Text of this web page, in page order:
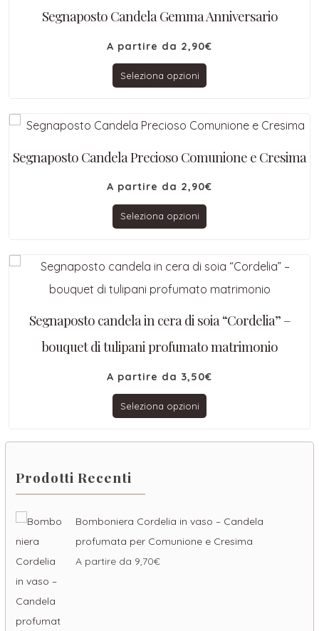
Segnaposto Candela Gemma Anniversario
A partire da 2,90€
Seleziona opzioni
Segnaposto Candela Precioso Comunione e Cresima
A partire da 2,90€
Seleziona opzioni
Segnaposto candela in cera di soia “Cordelia” –
bouquet di tulipani profumato matrimonio
A partire da 3,50€
Seleziona opzioni
Prodotti Recenti
Bomboniera Cordelia in vaso – Candela
profumata per Comunione e Cresima
A partire da 9,70€